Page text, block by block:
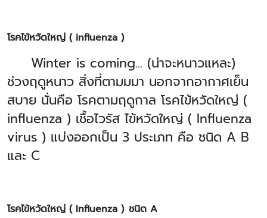
โรคไข้หวัดใหญ่ ( influenza )
Winter is coming... (น่าจะหนาวแหละ)
ช่วงฤดูหนาว สิ่งที่ตามมมา นอกจากอากาศเย็น
สบาย นั่นคือ โรคตามฤดูกาล โรคไข้หวัดใหญ่ (
influenza ) เชื้อไวรัส ไข้หวัดใหญ่ ( Influenza
virus ) แบ่งออกเป็น 3 ประเภท คือ ชนิด A B
และ C
โรคไข้หวัดใหญ่ ( Influenza ) ชนิด A